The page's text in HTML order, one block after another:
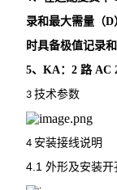
光伏直流柜采
光伏直流绝缘
智能水泵控制器
电力监控系统
三相数显电流表
录和最大需量（D
时具备极值记录
5、KA：2 路 AC
3技术参数
4 安装接线说明
4.1外形及安装开